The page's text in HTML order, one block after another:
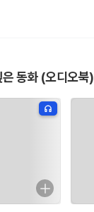
동화 (오디오북)